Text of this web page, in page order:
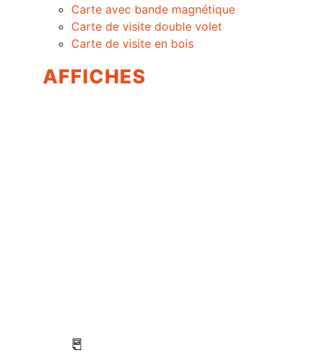
Carte avec bande magnétique
Carte de visite double volet
Carte de visite en bois
AFFICHES